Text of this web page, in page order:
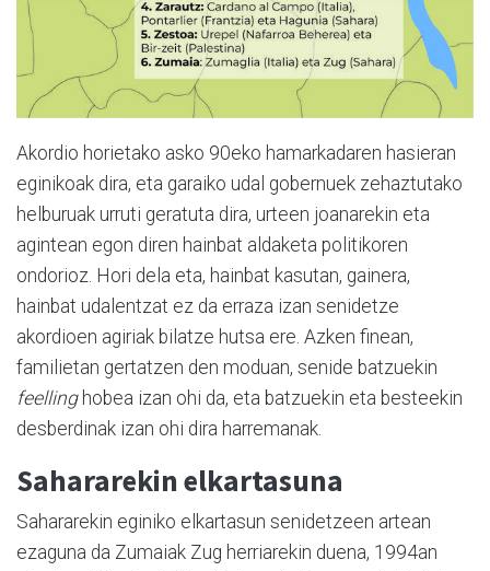
Akordio horietako asko 90eko hamarkadaren hasieran
eginikoak dira, eta garaiko udal gobernuek zehaztutako
helburuak urruti geratuta dira, urteen joanarekin eta
agintean egon diren hainbat aldaketa politikoren
ondorioz. Hori dela eta, hainbat kasutan, gainera,
hainbat udalentzat ez da erraza izan senidetze
akordioen agiriak bilatze hutsa ere. Azken finean,
familietan gertatzen den moduan, senide batzuekin
feellinghobea izan ohi da, eta batzuekin eta besteekin
desberdinak izan ohi dira harremanak.
Sahararekin elkartasuna
Sahararekin eginiko elkartasun senidetzeen artean
ezaguna da Zumaiak Zug herriarekin duena, 1994an